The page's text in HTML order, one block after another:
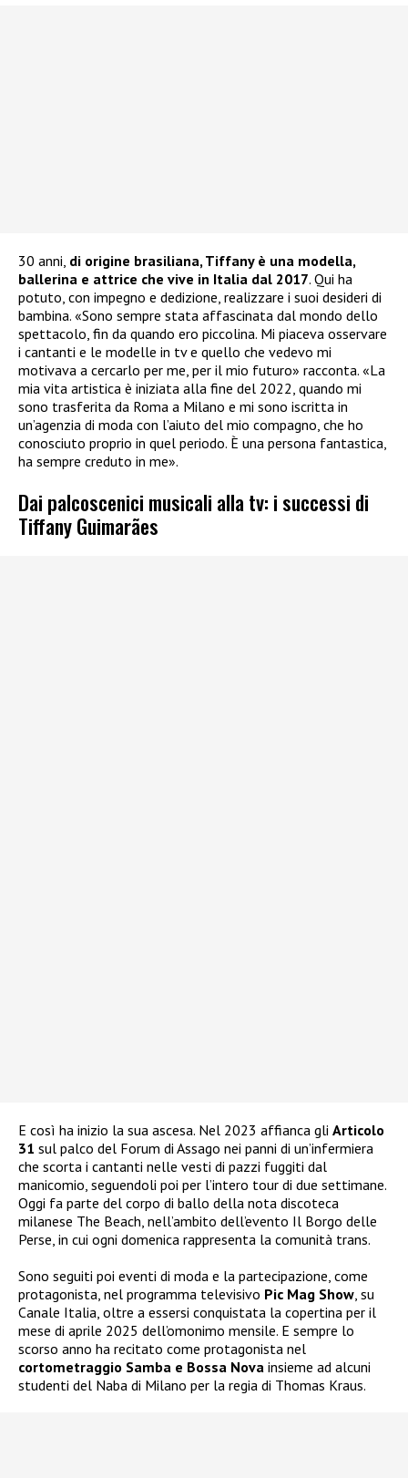
30 anni, di origine brasiliana, Tiffany è una modella,
ballerina e attrice che vive in Italia dal 2017. Qui ha
potuto, con impegno e dedizione, realizzare i suoi desideri di
bambina. «Sono sempre stata affascinata dal mondo dello
spettacolo, fin da quando ero piccolina. Mi piaceva osservare
i cantanti e le modelle in tv e quello che vedevo mi
motivava a cercarlo per me, per il mio futuro» racconta. «La
mia vita artistica è iniziata alla fine del 2022, quando mi
sono trasferita da Roma a Milano e mi sono iscritta in
un’agenzia di moda con l’aiuto del mio compagno, che ho
conosciuto proprio in quel periodo. È una persona fantastica,
ha sempre creduto in me».
Dai palcoscenici musicali alla tv: i successi di
Tiffany Guimarães
E così ha inizio la sua ascesa. Nel 2023 affianca gli Articolo
31 sul palco del Forum di Assago nei panni di un’infermiera
che scorta i cantanti nelle vesti di pazzi fuggiti dal
manicomio, seguendoli poi per l’intero tour di due settimane.
Oggi fa parte del corpo di ballo della nota discoteca
milanese The Beach, nell’ambito dell’evento Il Borgo delle
Perse, in cui ogni domenica rappresenta la comunità trans.
Sono seguiti poi eventi di moda e la partecipazione, come
protagonista, nel programma televisivo Pic Mag Show, su
Canale Italia, oltre a essersi conquistata la copertina per il
mese di aprile 2025 dell’omonimo mensile. E sempre lo
scorso anno ha recitato come protagonista nel
cortometraggio Samba e Bossa Nova insieme ad alcuni
studenti del Naba di Milano per la regia di Thomas Kraus.